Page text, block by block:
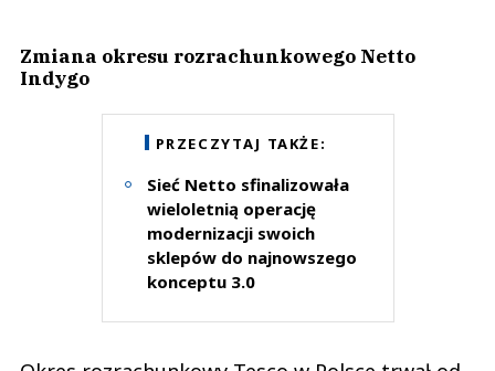
Zmiana okresu rozrachunkowego Netto
Indygo
PRZECZYTAJ TAKŻE:
Sieć Netto sfinalizowała
wieloletnią operację
modernizacji swoich
sklepów do najnowszego
konceptu 3.0